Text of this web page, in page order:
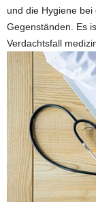
und die Hygiene
Gegenständen. Es
Verdachtsfall